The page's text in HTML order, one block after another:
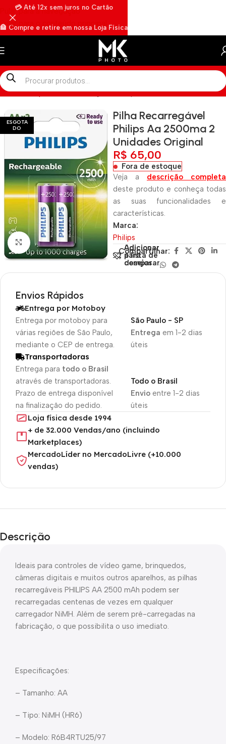
Pular para a navegação
Pular para o conteúdo principal
Início»Shop»Pilha Recarregável Philips Aa 2500ma 2 Unidades
ESGOTA
DO
Clique para ampliar
Pilha Recarregável
Philips Aa 2500ma 2
Unidades Original
R$ 65,00
Fora de estoque
Veja a descrição completa
deste produto e conheça todas
as suas funcionalidades e
características.
Marca:
Philips
Adicionar
para
comparar
Adicionar
à lista de
desejos
Compartilhar:
Envios Rápidos
Entrega por Motoboy
Entrega por motoboy para
várias regiões de São Paulo,
mediante o CEP de entrega.
Entrega em 1-2 dias
úteis
São Paulo - SP
Transportadoras
Entrega para todo o Brasil
através de transportadoras.
Prazo de entrega disponível
na finalização do pedido.
Envioentre 1-2 dias
úteis
Todo o Brasil
Loja física desde 1994
+ de 32.000 Vendas/ano (incluindo
Marketplaces)
MercadoLíder no MercadoLivre (+10.000
vendas)
Descrição
Ideais para controles de vídeo game, brinquedos,
câmeras digitais e muitos outros aparelhos, as pilhas
recarregáveis PHILIPS AA 2500 mAh podem ser
recarregadas centenas de vezes em qualquer
carregador NiMH. Além de serem pré-carregadas na
fabricação, o que possibilita o uso imediato.
Especificações:
– Tamanho: AA
– Tipo: NiMH (HR6)
– Modelo: R6B4RTU25/97
💳 Até 12x sem juros no Cartão
🏦 Compre e retire em nossa Loja Física
🏍️ Envios rápidos por Motoboy